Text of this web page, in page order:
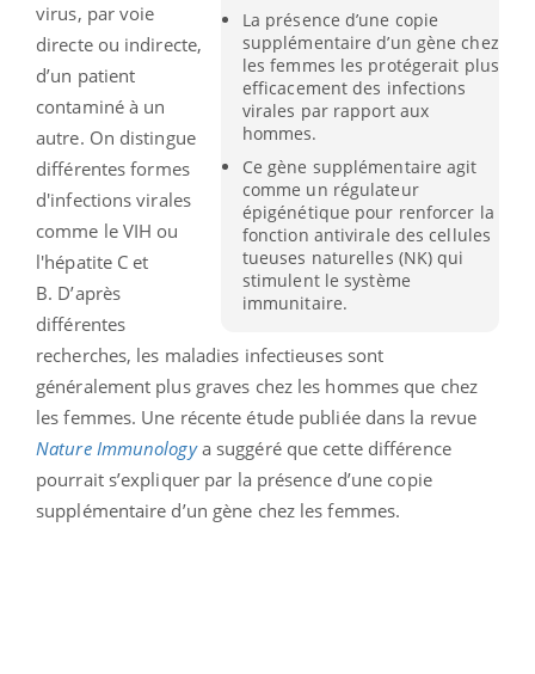
La présence d’une copie
supplémentaire d’un gène chez
les femmes les protégerait plus
efficacement des infections
virales par rapport aux
hommes.
Ce gène supplémentaire agit
comme un régulateur
épigénétique pour renforcer la
fonction antivirale des cellules
tueuses naturelles (NK) qui
stimulent le système
immunitaire.
virus, par voie
directe ou indirecte,
d’un patient
contaminé à un
autre. On distingue
différentes formes
d'infections virales
comme le VIH ou
l'hépatite C et
B. D’après
différentes
recherches, les maladies infectieuses sont
généralement plus graves chez les hommes que chez
les femmes. Une récente étude publiée dans la revue
Nature Immunologya suggéré que cette différence
pourrait s’expliquer par la présence d’une copie
supplémentaire d’un gène chez les femmes.